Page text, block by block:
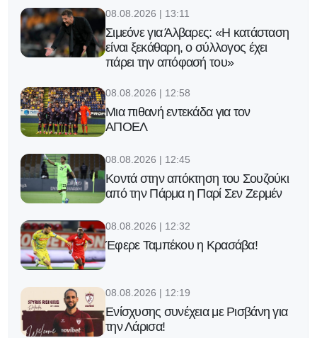
08.08.2026 | 13:11
Σιμεόνε για Άλβαρες: «Η κατάσταση
είναι ξεκάθαρη, ο σύλλογος έχει
πάρει την απόφασή του»
08.08.2026 | 12:58
Μια πιθανή εντεκάδα για τον
ΑΠΟΕΛ
08.08.2026 | 12:45
Κοντά στην απόκτηση του Σουζούκι
από την Πάρμα η Παρί Σεν Ζερμέν
08.08.2026 | 12:32
Έφερε Ταμπέκου η Κρασάβα!
08.08.2026 | 12:19
Ενίσχυσης συνέχεια με Ρισβάνη για
την Λάρισα!